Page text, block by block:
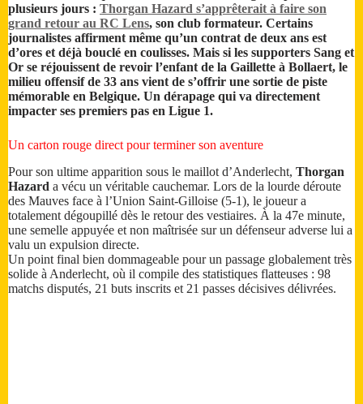
plusieurs jours : Thorgan Hazard s’apprêterait à faire son
grand retour au RC Lens, son club formateur. Certains
journalistes affirment même qu’un contrat de deux ans est
d’ores et déjà bouclé en coulisses. Mais si les supporters Sang et
Or se réjouissent de revoir l’enfant de la Gaillette à Bollaert, le
milieu offensif de 33 ans vient de s’offrir une sortie de piste
mémorable en Belgique. Un dérapage qui va directement
impacter ses premiers pas en Ligue 1.
Un carton rouge direct pour terminer son aventure
Pour son ultime apparition sous le maillot d’Anderlecht, Thorgan
Hazard a vécu un véritable cauchemar. Lors de la lourde déroute
des Mauves face à l’Union Saint-Gilloise (5-1), le joueur a
totalement dégoupillé dès le retour des vestiaires. À la 47e minute,
une semelle appuyée et non maîtrisée sur un défenseur adverse lui a
valu un expulsion directe.
Un point final bien dommageable pour un passage globalement très
solide à Anderlecht, où il compile des statistiques flatteuses : 98
matchs disputés, 21 buts inscrits et 21 passes décisives délivrées.